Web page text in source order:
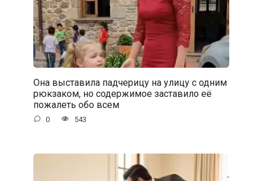
Она выставила падчерицу на улицу с одним
рюкзаком, но содержимое заставило её
пожалеть обо всем
0 543